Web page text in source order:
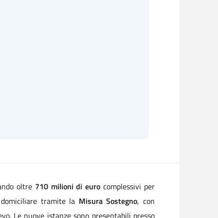
oltre 710 milioni di euro complessivi per
tramite la Misura Sostegno, con
Le nuove istanze sono presentabili presso